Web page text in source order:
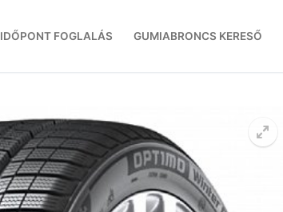
IDŐPONT FOGLALÁS GUMIABRONCS KERESŐ